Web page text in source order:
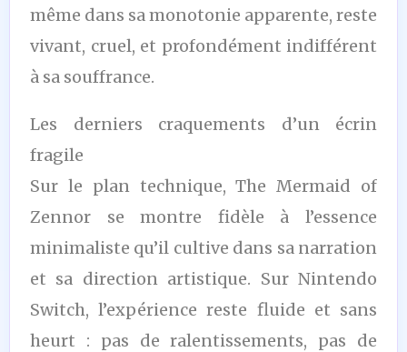
même dans sa monotonie apparente, reste
vivant, cruel, et profondément indifférent
à sa souffrance.
Les derniers craquements d’un écrin
fragile
Sur le plan technique, The Mermaid of
Zennor se montre fidèle à l’essence
minimaliste qu’il cultive dans sa narration
et sa direction artistique. Sur Nintendo
Switch, l’expérience reste fluide et sans
heurt : pas de ralentissements, pas de